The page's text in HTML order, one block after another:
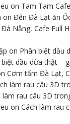
on Tam Tam
onĐến Đà Lạt ăn
Đà Nẵng, Cafe Full
on Phân biệt dầu
biệt dầu dừa thật –
Cơm tấm Đà Lạt,
làm rau câu 3D
làm rau câu 3D
onCách làm rau